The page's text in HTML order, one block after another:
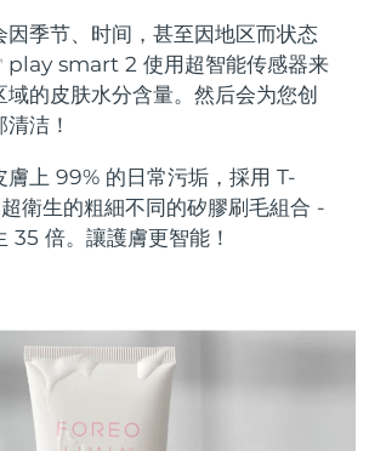
因季节、时间，甚至因地区而状态
play smart 2 使用超智能传感器来
域的皮肤水分含量。然后会为您创
洁！
膚上 99% 的日常污垢，採用 T-
衛生的粗細不同的矽膠刷毛組合 -
35 倍。讓護膚更智能！
4 套裝
aging massage
4 Plus
4 Men
men, anti-aging massage
緊致提拉
2 套裝
toning
2 go
2 eyes & lips
line smoothing device
3 套裝
3 LED
infrared and red light therapy
口腔護理
4
4 plus
hybrid silicone sonic toothbrush
LED 護理
NEW
預計送達日期8/11/26
維納 預計送達日期 8/14/26
預計送達日期
預計送達日期